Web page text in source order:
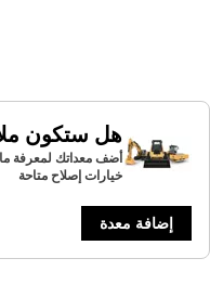
هل ستكون
أضف معداتك لمعرفة ما
خيارات إصلاح متاحة
إضافة معدة